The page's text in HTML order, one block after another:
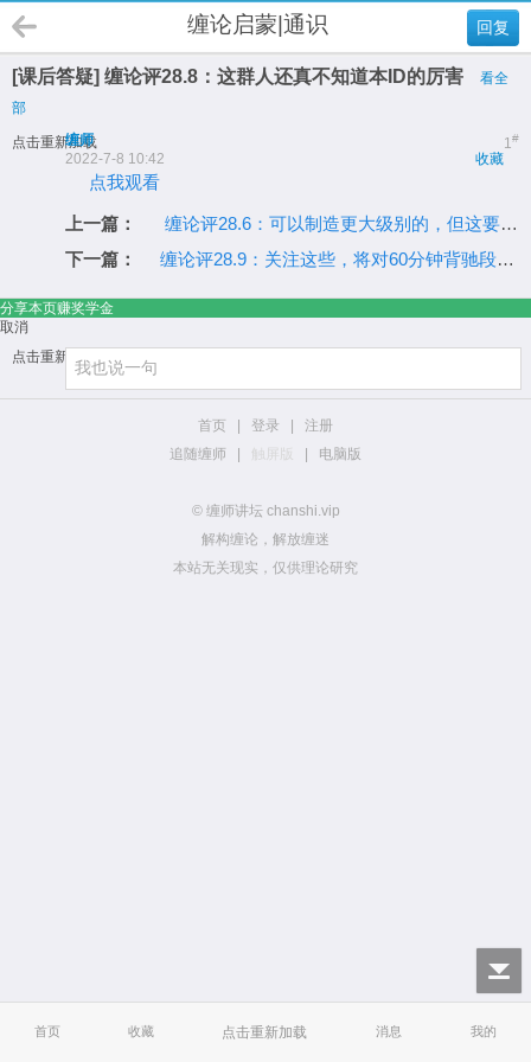
首页 收藏 点击重新加载 消息 我的
回复
缠论启蒙|通识
[课后答疑] 缠论评28.8：这群人还真不知道本ID的厉害
看全
部
点击重新加载 1#
缠师
收藏
2022-7-8 10:42
点我观看
上一篇：
缠论评28.6：可以制造更大级别的，但这要通过中枢的扩展完成
下一篇：
缠论评28.9：关注这些，将对60分钟背驰段精确把握
分享本页赚奖学金
取消
点击重新加载
首页 登录
注册
追随缠师
触屏版 电脑版
© 缠师讲坛 chanshi.vip
解构缠论，解放缠迷
本站无关现实，仅供理论研究